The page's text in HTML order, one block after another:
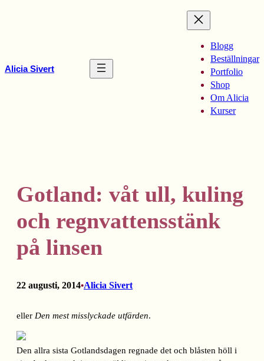
Alicia Sivert
Blogg
Beställningar
Portfolio
Shop
Om Alicia
Kurser
Gotland: våt ull, kuling
och regnvattensstänk
på linsen
22 augusti, 2014•Alicia Sivert
eller Den mest misslyckade utfärden.
Den allra sista Gotlandsdagen regnade det och blåsten höll i